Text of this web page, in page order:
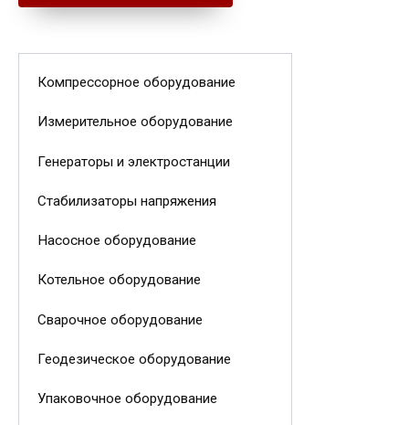
Компрессорное оборудование
Измерительное оборудование
Генераторы и электростанции
Стабилизаторы напряжения
Насосное оборудование
Котельное оборудование
Сварочное оборудование
Геодезическое оборудование
Упаковочное оборудование